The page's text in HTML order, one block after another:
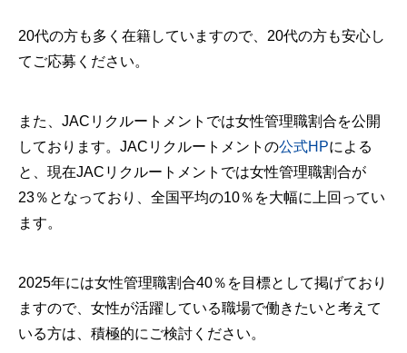
20代の方も多く在籍していますので、20代の方も安心し
てご応募ください。
また、JACリクルートメントでは女性管理職割合を公開
しております。JACリクルートメントの公式HPによる
と、現在JACリクルートメントでは女性管理職割合が
23％となっており、全国平均の10％を大幅に上回ってい
ます。
2025年には女性管理職割合40％を目標として掲げており
ますので、女性が活躍している職場で働きたいと考えて
いる方は、積極的にご検討ください。